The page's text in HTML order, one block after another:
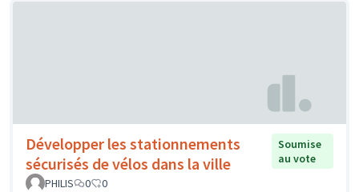
Développer les stationnements
sécurisés de vélos dans la ville
Soumise
au vote
PHILIS
0 0